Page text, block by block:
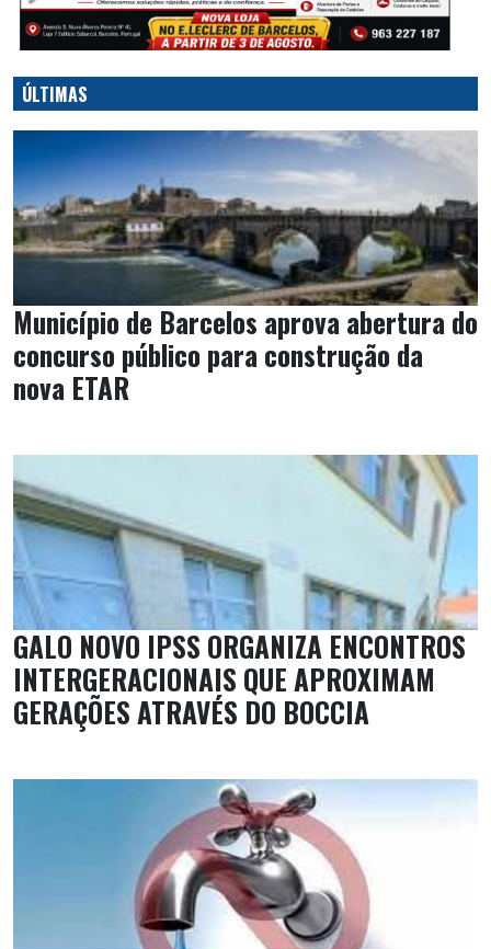
ÚLTIMAS
Município de Barcelos aprova abertura do
concurso público para construção da
nova ETAR
GALO NOVO IPSS ORGANIZA ENCONTROS
INTERGERACIONAIS QUE APROXIMAM
GERAÇÕES ATRAVÉS DO BOCCIA